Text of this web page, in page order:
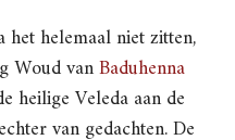
helemaal niet zitten,
Woud vanBaduhenna
heilige Veleda aan de
van gedachten. De